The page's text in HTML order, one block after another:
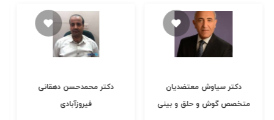
دکتر محمدحسن دهقانی
فیروزآبادی
دکتر سیاوش معتضدیان
متخصص گوش و حلق و بینی